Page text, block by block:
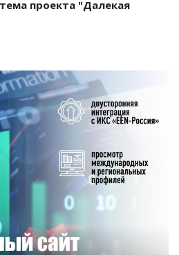
проекта "Далекая
проект